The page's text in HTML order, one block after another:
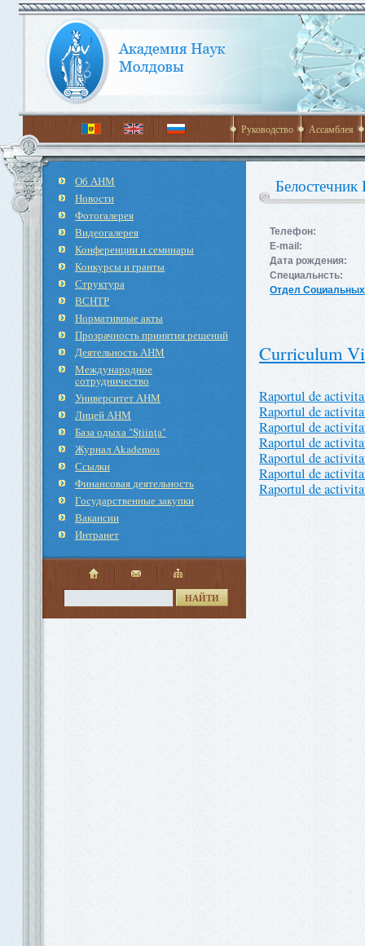
Руководство Ассамблея
Об АНМ
Новости
Фотогалерея
Видеогалерея
Конференции и семинары
Конкурсы и гранты
Структура
ВСНТР
Нормативные акты
Прозрачность принятия решений
Деятельность АНМ
Международное
cотрудничество
Университет АНМ
Лицей АНМ
База одыха "Ştiinţa"
Журнал Akademos
Ссылки
Финансовая деятельность
Государственные закупки
Вакансии
Интранет
НАЙТИ
Белостечник
Телефон:
E-mail:
Дата рождения:
Специальнсть:
Отдел Социальных,
Curriculum
Raportul de
Raportul de
Raportul de
Raportul de
Raportul de
Raportul de
Raportul de